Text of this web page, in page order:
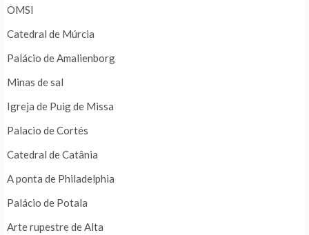
OMSI
Catedral de Múrcia
Palácio de Amalienborg
Minas de sal
Igreja de Puig de Missa
Palacio de Cortés
Catedral de Catânia
A ponta de Philadelphia
Palácio de Potala
Arte rupestre de Alta